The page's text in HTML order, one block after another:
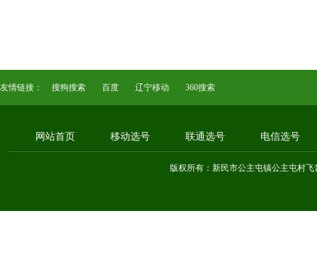
友情链接： 搜狗搜索 百度 辽宁移动 360搜索
网站首页 移动选号 联通选号 电信选号
版权所有：新民市公主屯镇公主屯村